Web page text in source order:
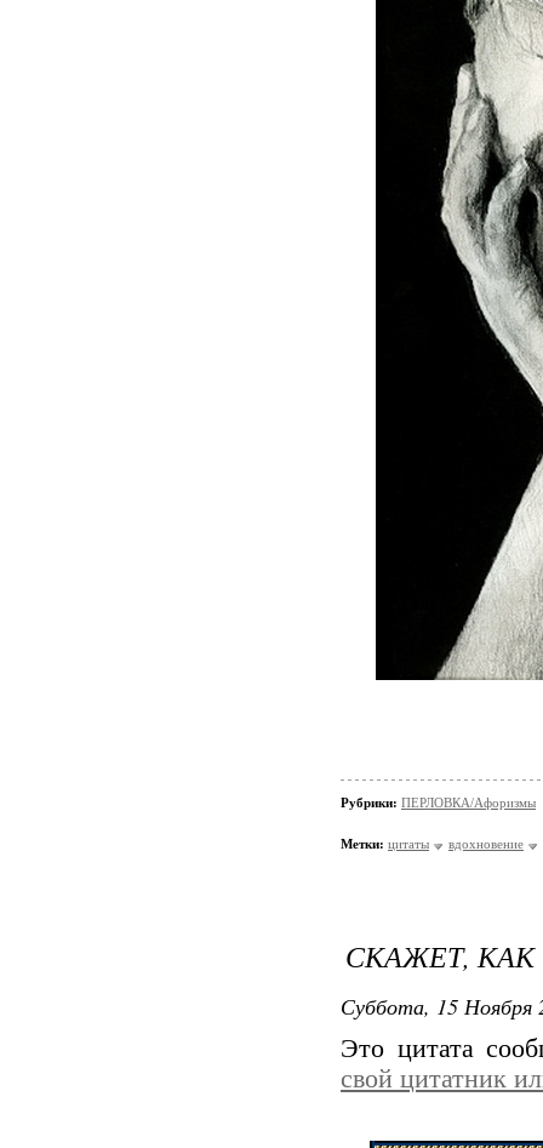
Рубрики: ПЕРЛОВКА/Aфоризмы
Метки: цитаты вдохновение
СКАЖЕТ,
Суббота, 15 Ноября
Это цитата
свой цитатник